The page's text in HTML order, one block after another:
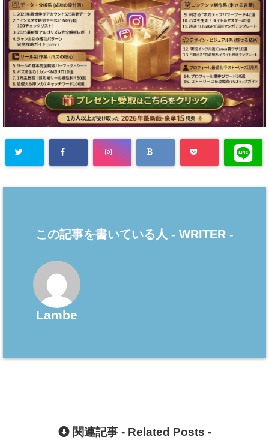
この記事を書いている人 - WRITER -
Lambe
関連記事 - Related Posts -